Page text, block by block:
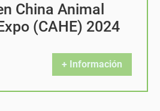
China Animal
(CAHE) 2024
+ Información